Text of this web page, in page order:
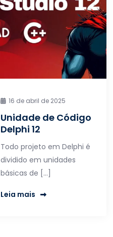
16 de abril de 2025
Unidade de Código
Delphi 12
Todo projeto em Delphi é
dividido em unidades
básicas de […]
Leia mais